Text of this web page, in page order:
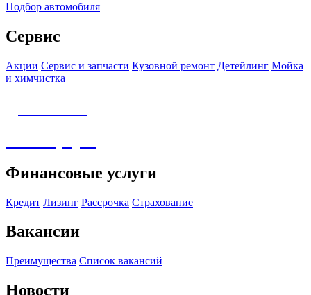
Подбор автомобиля
Сервис
Акции Сервис и запчасти Кузовной ремонт Детейлинг Мойка
и химчистка
Финансовые услуги
Кредит Лизинг Рассрочка Страхование
Вакансии
Преимущества Список вакансий
Новости